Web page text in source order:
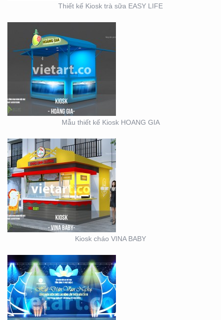
Thiết kế Kiosk trà sữa EASY LIFE
Mẫu thiết kế Kiosk HOANG GIA
KIOSK CHÁO VINA BABY
Kiosk cháo VINA BABY
SỰ KIỆN CÔNG TY ĐIỆN
LỰC EVN HẢI PHÒNG
BOOTH BÁN HÀNG MINI
– THIẾT KẾ SẢN XUẤT
MẪU BOOTH CITIGYM –